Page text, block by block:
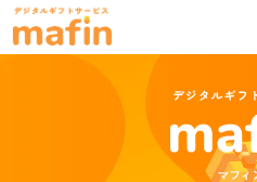
デジタルギフトサービスmafinとは
よくあるご質問